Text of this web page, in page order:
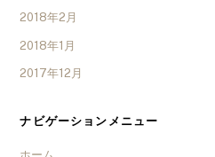
2018年2月
2018年1月
2017年12月
ナビゲーションメニュー
ホーム